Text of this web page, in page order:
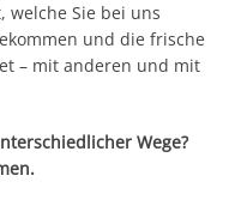
welche Sie bei uns
und die frische
– mit anderen und mit
Wege?